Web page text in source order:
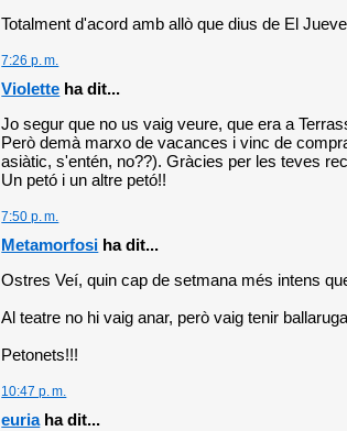
Totalment d'acord amb allò que dius de El
7:26 p. m.
Violette ha dit...
Jo segur que no us vaig veure, que era a
Però demà marxo de vacances i vinc de
asiàtic, s'entén, no??). Gràcies per les teves
Un petó i un altre petó!!
7:50 p. m.
Metamorfosi ha dit...
Ostres Veí, quin cap de setmana més intens
Al teatre no hi vaig anar, però vaig tenir
Petonets!!!
10:47 p. m.
euriaha dit...